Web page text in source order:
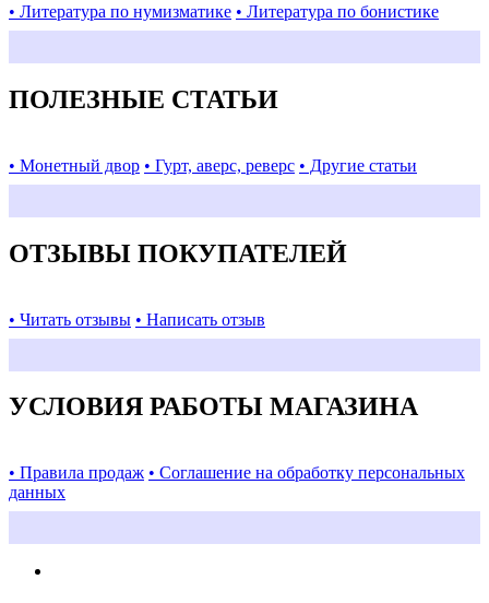
• Литература по нумизматике • Литература по бонистике
ПОЛЕЗНЫЕ СТАТЬИ
• Монетный двор • Гурт, аверс, реверс • Другие статьи
ОТЗЫВЫ ПОКУПАТЕЛЕЙ
• Читать отзывы • Написать отзыв
УСЛОВИЯ РАБОТЫ МАГАЗИНА
• Правила продаж • Соглашение на обработку персональных
данных